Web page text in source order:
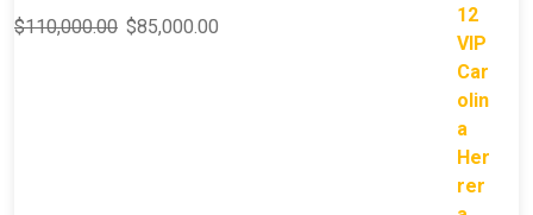
$110,000.00 $85,000.00